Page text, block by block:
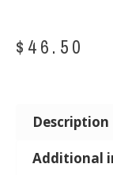
$ 46.50
Description
Additional